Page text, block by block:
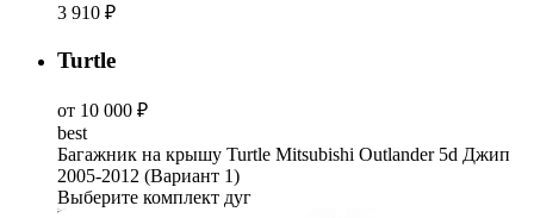
3 910 ₽
Turtle
от 10 000 ₽
best
Багажник на крышу Turtle Mitsubishi Outlander 5d Джип
2005-2012 (Вариант 1)
Выберите комплект дуг